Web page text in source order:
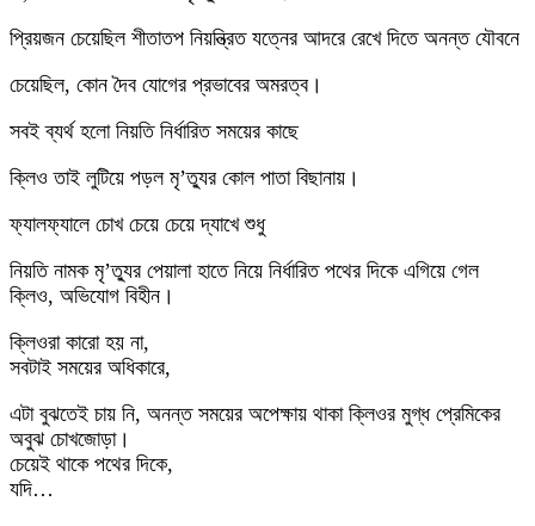
প্রিয়জন চেয়েছিল শীতাতপ নিয়ন্ত্রিত যত্নের আদরে রেখে দিতে অনন্ত যৌবনে
চেয়েছিল, কোন দৈব যোগের প্রভাবের অমরত্ব।
সবই ব্যর্থ হলো নিয়তি নির্ধারিত সময়ের কাছে
ক্লিও তাই লুটিয়ে পড়ল মৃ’ত্যুর কোল পাতা বিছানায়।
ফ্যালফ্যালে চোখ চেয়ে চেয়ে দ্যাখে শুধু
নিয়তি নামক মৃ’ত্যুর পেয়ালা হাতে নিয়ে নির্ধারিত পথের দিকে এগিয়ে গেল
ক্লিও, অভিযোগ বিহীন।
ক্লিওরা কারো হয় না,
সবটাই সময়ের অধিকারে,
এটা বুঝতেই চায় নি, অনন্ত সময়ের অপেক্ষায় থাকা ক্লিওর মুগ্ধ প্রেমিকের
অবুঝ চোখজোড়া।
চেয়েই থাকে পথের দিকে,
যদি…